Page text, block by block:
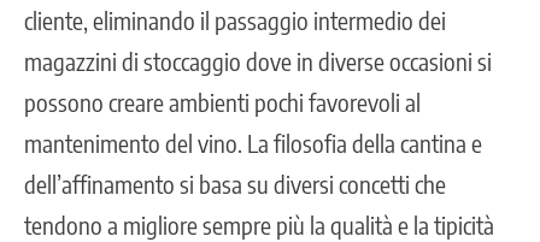
cliente, eliminando il passaggio intermedio dei
magazzini di stoccaggio dove in diverse occasioni si
possono creare ambienti pochi favorevoli al
mantenimento del vino. La filosofia della cantina e
dell’affinamento si basa su diversi concetti che
tendono a migliore sempre più la qualità e la tipicità